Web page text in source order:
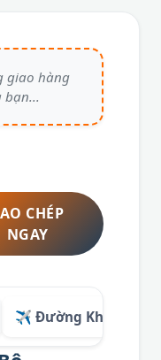
CHÉP
NGAY
✈️ Đường Không &